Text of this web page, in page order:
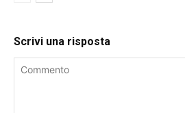
Scrivi una risposta